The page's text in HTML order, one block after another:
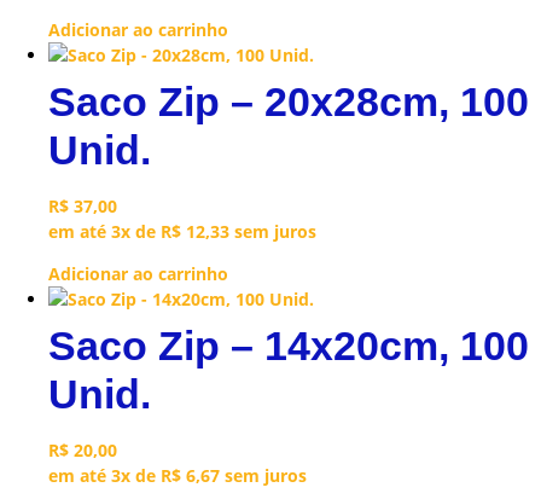
Adicionar ao carrinho
Saco Zip – 20x28cm, 100
Unid.
R$ 37,00
em até 3x de R$ 12,33 sem juros
Adicionar ao carrinho
Saco Zip – 14x20cm, 100
Unid.
R$ 20,00
em até 3x de R$ 6,67 sem juros